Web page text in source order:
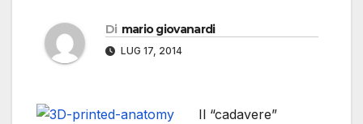
Di mario giovanardi
LUG 17, 2014
Il “cadavere”